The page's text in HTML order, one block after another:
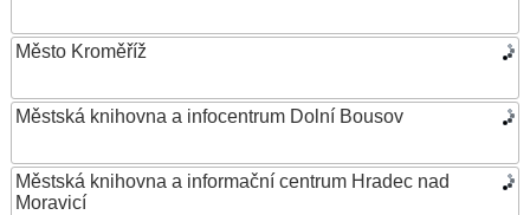
Město Kroměříž
Městská knihovna a infocentrum Dolní Bousov
Městská knihovna a informační centrum Hradec nad
Moravicí